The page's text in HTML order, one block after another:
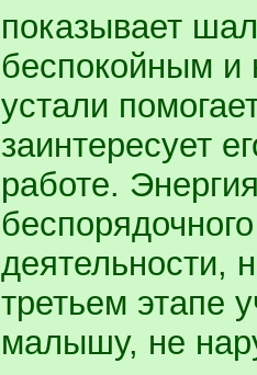
показывает
беспокойным и
устали
заинтересует
работе.
деятельности,
третьем этапе
малышу, не